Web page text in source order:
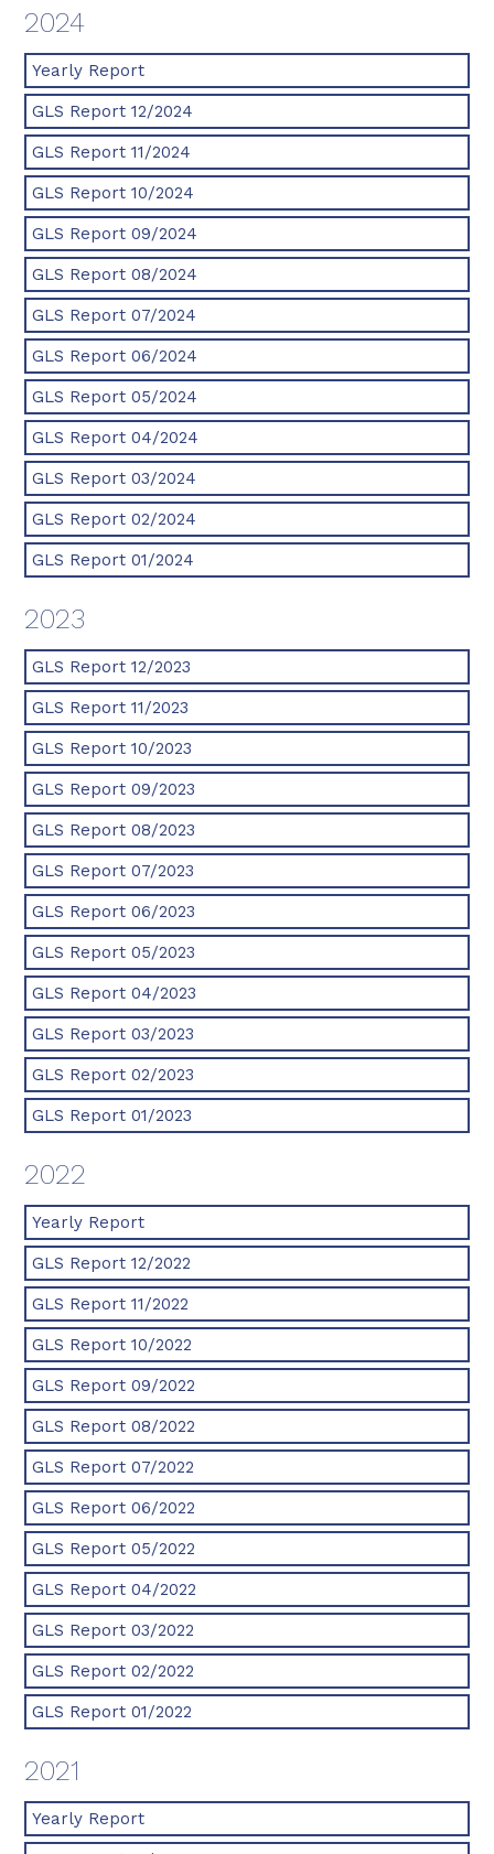
2024
Yearly Report
GLS Report 12/2024
GLS Report 11/2024
GLS Report 10/2024
GLS Report 09/2024
GLS Report 08/2024
GLS Report 07/2024
GLS Report 06/2024
GLS Report 05/2024
GLS Report 04/2024
GLS Report 03/2024
GLS Report 02/2024
GLS Report 01/2024
2023
GLS Report 12/2023
GLS Report 11/2023
GLS Report 10/2023
GLS Report 09/2023
GLS Report 08/2023
GLS Report 07/2023
GLS Report 06/2023
GLS Report 05/2023
GLS Report 04/2023
GLS Report 03/2023
GLS Report 02/2023
GLS Report 01/2023
2022
Yearly Report
GLS Report 12/2022
GLS Report 11/2022
GLS Report 10/2022
GLS Report 09/2022
GLS Report 08/2022
GLS Report 07/2022
GLS Report 06/2022
GLS Report 05/2022
GLS Report 04/2022
GLS Report 03/2022
GLS Report 02/2022
GLS Report 01/2022
2021
Yearly Report